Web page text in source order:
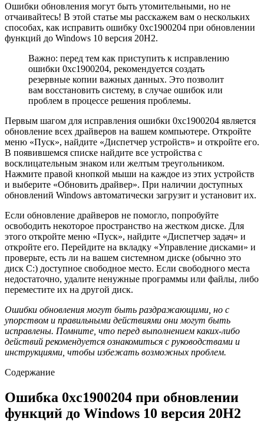
Ошибки обновления могут быть утомительными, но не
отчаивайтесь! В этой статье мы расскажем вам о нескольких
способах, как исправить ошибку 0xc1900204 при обновлении
функций до Windows 10 версия 20H2.
Важно: перед тем как приступить к исправлению
ошибки 0xc1900204, рекомендуется создать
резервные копии важных данных. Это позволит
вам восстановить систему, в случае ошибок или
проблем в процессе решения проблемы.
Первым шагом для исправления ошибки 0xc1900204 является
обновление всех драйверов на вашем компьютере. Откройте
меню «Пуск», найдите «Диспетчер устройств» и откройте его.
В появившемся списке найдите все устройства с
восклицательным знаком или желтым треугольником.
Нажмите правой кнопкой мыши на каждое из этих устройств
и выберите «Обновить драйвер». При наличии доступных
обновлений Windows автоматически загрузит и установит их.
Если обновление драйверов не помогло, попробуйте
освободить некоторое пространство на жестком диске. Для
этого откройте меню «Пуск», найдите «Диспетчер задач» и
откройте его. Перейдите на вкладку «Управление дисками» и
проверьте, есть ли на вашем системном диске (обычно это
диск C:) доступное свободное место. Если свободного места
недостаточно, удалите ненужные программы или файлы, либо
переместите их на другой диск.
Ошибки обновления могут быть раздражающими, но с
упорством и правильными действиями они могут быть
исправлены. Помните, что перед выполнением каких-либо
действий рекомендуется ознакомиться с руководствами и
инструкциями, чтобы избежать возможных проблем.
Содержание
Ошибка 0xc1900204 при обновлении
функций до Windows 10 версия 20H2